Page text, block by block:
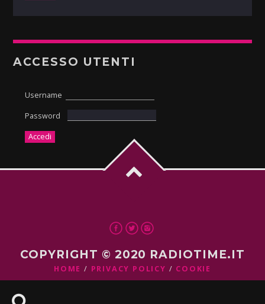
ACCESSO UTENTI
Username
Password
COPYRIGHT © 2020 RADIOTIME.IT
HOME PRIVACY POLICY COOKIE